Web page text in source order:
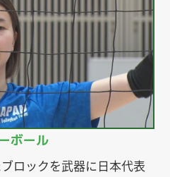
ボール
ロックを武器に日本代表